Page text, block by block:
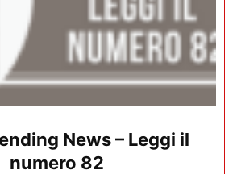
News – Leggi il
numero 82